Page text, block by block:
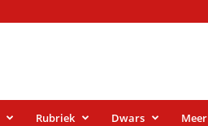
Rubriek Dwars Meer